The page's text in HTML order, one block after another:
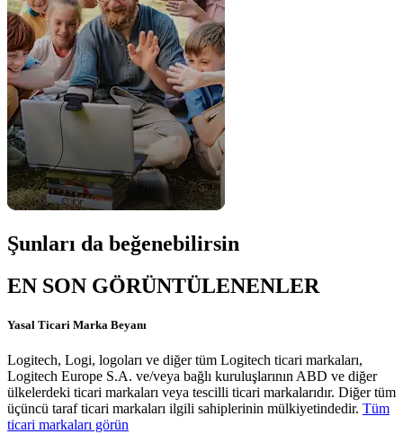
Şunları da beğenebilirsin
EN SON GÖRÜNTÜLENENLER
Yasal Ticari Marka Beyanı
Logitech, Logi, logoları ve diğer tüm Logitech ticari markaları,
Logitech Europe S.A. ve/veya bağlı kuruluşlarının ABD ve diğer
ülkelerdeki ticari markaları veya tescilli ticari markalarıdır. Diğer tüm
üçüncü taraf ticari markaları ilgili sahiplerinin mülkiyetindedir. Tüm
ticari markaları görün